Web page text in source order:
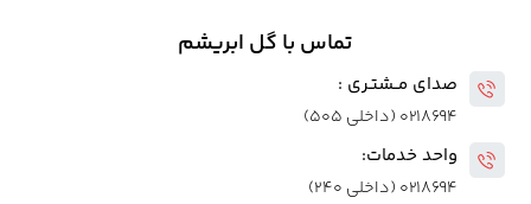
تماس با گل ابریشم
صدای مــشتـری :
۰۲۱۸۶۹۴ (داخلی ۵۰۵)
واحد خدمات:
۰۲۱۸۶۹۴ (داخلی ۲۴۰)